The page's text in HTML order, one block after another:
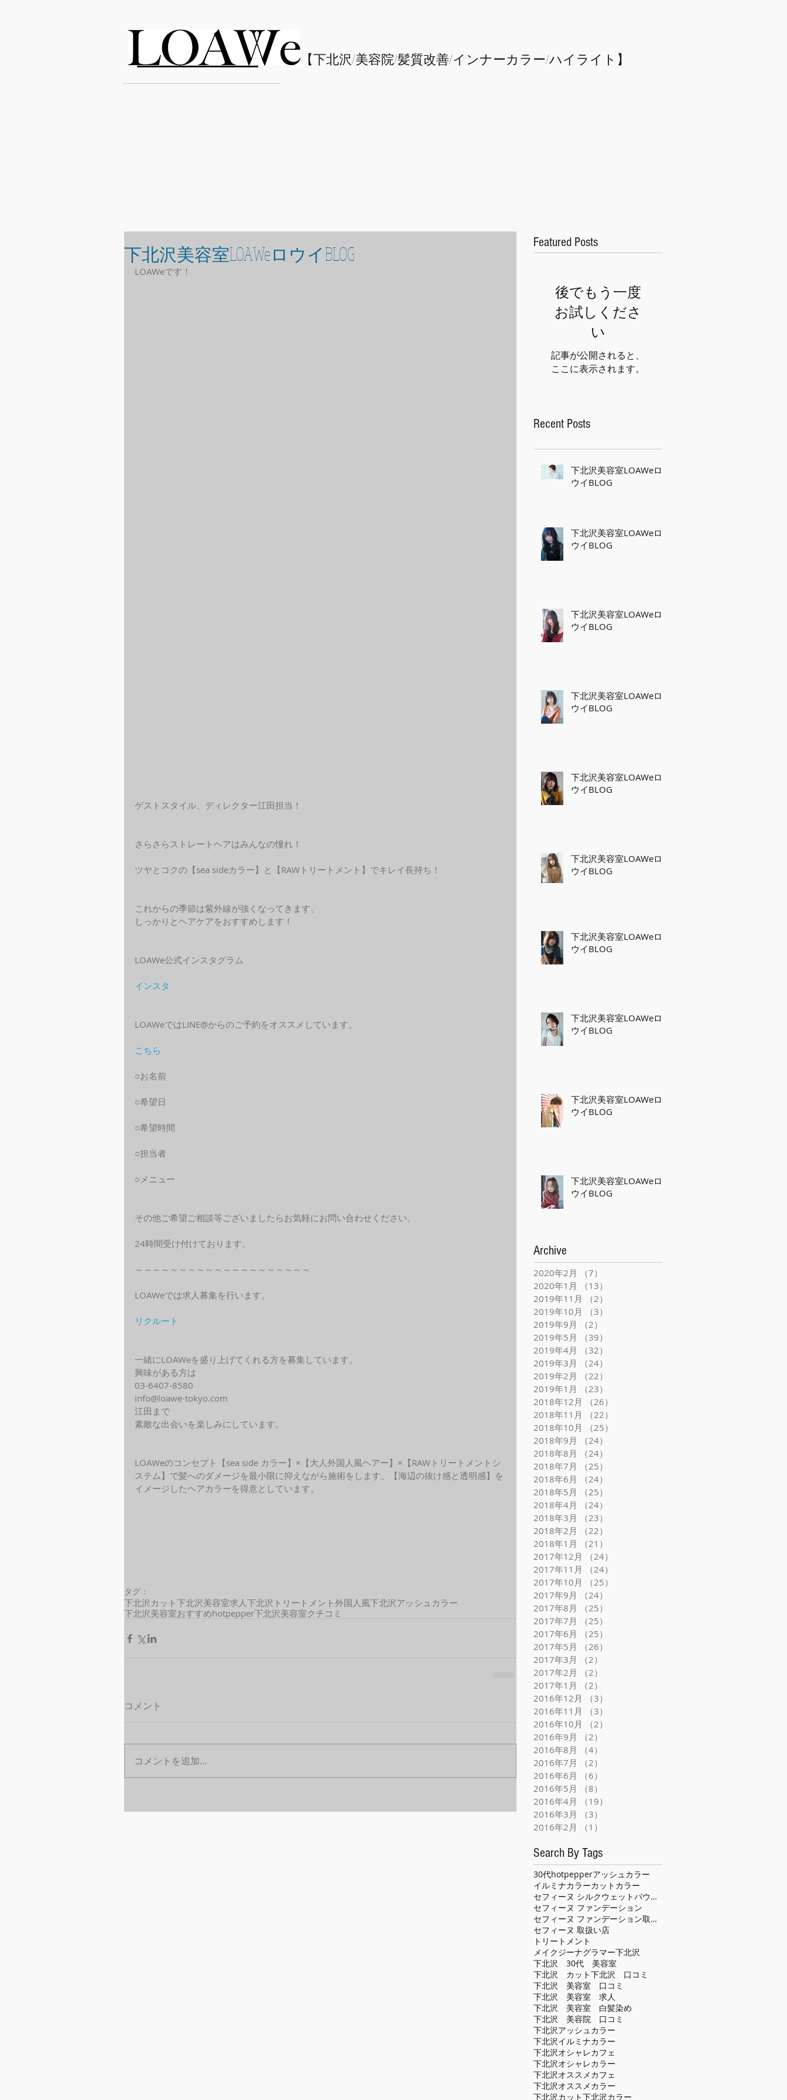
LOAWe ​【下北沢/美容院/髪質改善/インナーカラー/​ハイライト】
下北沢美容室LOAWeロウイBLOG
LOAWeです！
ゲストスタイル、ディレクター江田担当！
さらさらストレートヘアはみんなの憧れ！
ツヤとコクの【sea sideカラー】と【RAWトリートメント】でキレイ長持ち！
これからの季節は紫外線が強くなってきます、
しっかりとヘアケアをおすすめします！
LOAWe公式インスタグラム
インスタ
LOAWeではLINE@からのご予約をオススメしています。
こちら
○お名前
○希望日
○希望時間
○担当者
○メニュー
その他ご希望ご相談等ございましたらお気軽にお問い合わせください。
24時間受け付けております。
～～～～～～～～～～～～～～～～～～～～
LOAWeでは求人募集を行います。
リクルート
一緒にLOAWeを盛り上げてくれる方を募集しています。
興味がある方は
03-6407-8580
info@loawe-tokyo.com
江田まで
素敵な出会いを楽しみにしています。
LOAWeのコンセプト【sea side カラー】×【大人外国人風ヘアー】×【RAWトリートメントシ
ステム】で髪へのダメージを最小限に抑えながら施術をします。【海辺の抜け感と透明感】を
イメージしたヘアカラーを得意としています。
タグ：
下北沢カット 下北沢美容室求人下北沢トリートメント 外国人風下北沢アッシュカラー
下北沢美容室おすすめhotpepper下北沢美容室クチコミ
コメント
コメントを追加…
Featured Posts
後でもう一度
お試しくださ
い
記事が公開されると、
ここに表示されます。
Recent Posts
下北沢美容室LOAWeロ
ウイBLOG
下北沢美容室LOAWeロ
ウイBLOG
下北沢美容室LOAWeロ
ウイBLOG
下北沢美容室LOAWeロ
ウイBLOG
下北沢美容室LOAWeロ
ウイBLOG
下北沢美容室LOAWeロ
ウイBLOG
下北沢美容室LOAWeロ
ウイBLOG
下北沢美容室LOAWeロ
ウイBLOG
下北沢美容室LOAWeロ
ウイBLOG
下北沢美容室LOAWeロ
ウイBLOG
Archive
2020年2月 （7）
2020年1月
（13）
2019年11月
（2）
2019年10月
（3）
2019年9月
（2）
2019年5月
（39）
2019年4月
（32）
2019年3月
（24）
2019年2月
（22）
2019年1月
（23）
2018年12月
（26）
2018年11月
（22）
2018年10月
（25）
2018年9月
（24）
2018年8月
（24）
2018年7月
（25）
2018年6月
（24）
2018年5月
（25）
2018年4月
（24）
2018年3月
（23）
2018年2月
（22）
2018年1月
（21）
2017年12月
（24）
2017年11月
（24）
2017年10月
（25）
2017年9月
（24）
2017年8月
（25）
2017年7月
（25）
2017年6月
（25）
2017年5月
（26）
2017年3月
（2）
2017年2月
（2）
2017年1月
（2）
2016年12月
（3）
2016年11月
（3）
2016年10月
（2）
2016年9月
（2）
2016年8月
（4）
2016年7月
（2）
2016年6月
（6）
2016年5月
（8）
2016年4月
（19）
2016年3月
（3）
2016年2月
（1）
Search By Tags
30代hotpepperアッシュカラー
イルミナカラーカット カラー
セフィーヌ シルクウェットパウダー
セフィーヌ ファンデーション
セフィーヌ ファンデーション取扱い店
セフィーヌ 取扱い店
トリートメント
メイクジーナグラマー下北沢
下北沢 30代 美容室
下北沢 カット下北沢 口コミ
下北沢 美容室 口コミ
下北沢 美容室 求人
下北沢 美容室 白髪染め
下北沢 美容院 口コミ
下北沢アッシュカラー
下北沢イルミナカラー
下北沢オシャレカフェ
下北沢オシャレカラー
下北沢オススメカフェ
下北沢オススメカラー
下北沢カット下北沢カラー